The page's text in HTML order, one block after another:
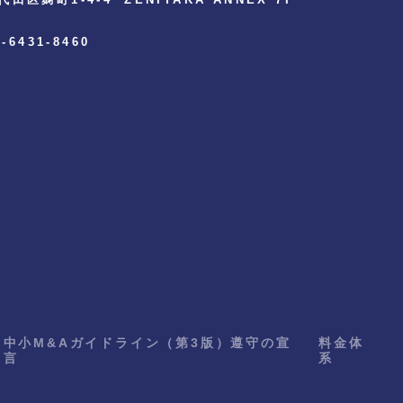
6431-8460
中小M&Aガイドライン（第3版）遵守の宣
言
料金体
系